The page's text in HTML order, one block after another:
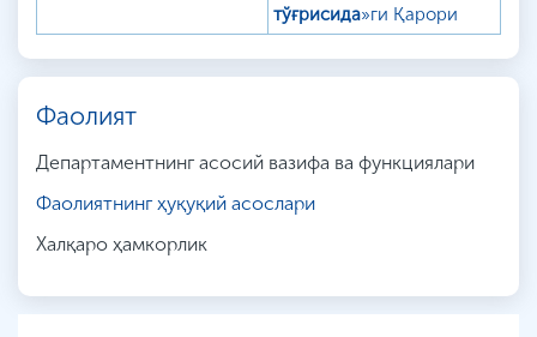
тўғрисида»ги Қарори
Фаолият
Департаментнинг асосий вазифа ва функциялари
Фаолиятнинг ҳуқуқий асослари
Халқаро ҳамкорлик